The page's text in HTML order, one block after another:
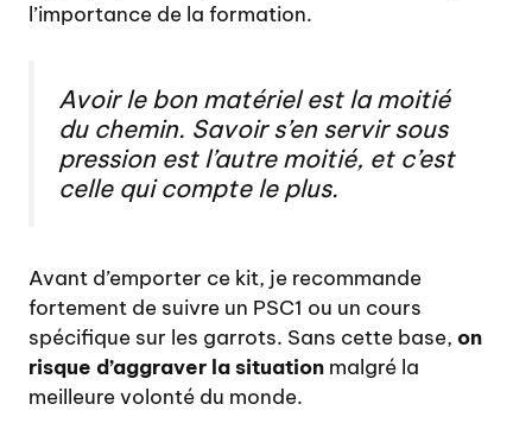
l’importance de la formation.
Avoir le bon matériel est la moitié
du chemin. Savoir s’en servir sous
pression est l’autre moitié, et c’est
celle qui compte le plus.
Avant d’emporter ce kit, je recommande
fortement de suivre un PSC1 ou un cours
spécifique sur les garrots. Sans cette base, on
risque d’aggraver la situation malgré la
meilleure volonté du monde.